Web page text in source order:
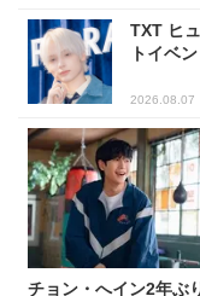
TXT ヒ
トイベ
2026.08.07
チョン・へイン2年ぶ